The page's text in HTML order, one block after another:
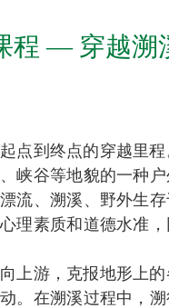
程 — 穿越溯
点到终点的穿越里
峡谷等地貌的一种
流、溯溪、野外生
理素质和道德水准
上游，克报地形上
。在溯溪过程中，